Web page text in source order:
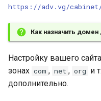
https://adv.vg/
Как назначить
Настройку вашего
зонах com , net , org и
дополнительно.